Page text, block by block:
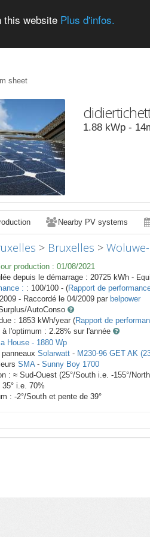
this website Plus d'infos.
sheet
1.88 kWp - 14
Nearby PV systems
> Bruxelles >
production : 01/08/2021
depuis le démarrage : 20725 kWh -
: : 100/100 - (Rapport de
- Raccordé le 04/2009 par belpower
AutoConso
: 1853 kWh/year (Rapport de
à l'optimum : 2.28% sur l'année
House - 1880 Wp
panneaux Solarwatt - M230-96 GET AK
SMA- Sunny Boy 1700
: ≈ Sud-Ouest (25°/South i.e. -155°/
35° i.e. 70%
: -2°/South et pente de 39°